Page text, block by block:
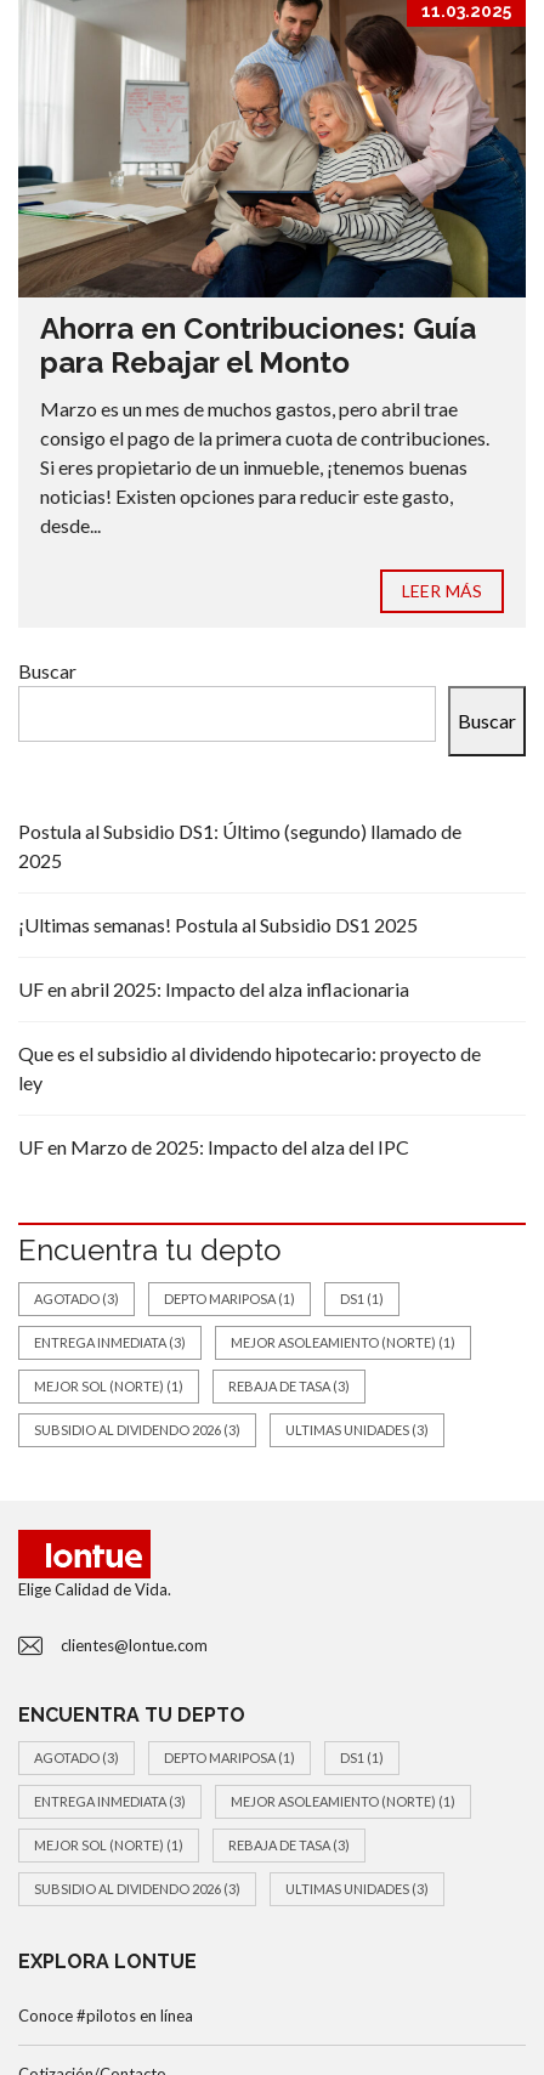
11.03.2025
Ahorra en Contribuciones: Guía
para Rebajar el Monto
Marzo es un mes de muchos gastos, pero abril trae
consigo el pago de la primera cuota de contribuciones.
Si eres propietario de un inmueble, ¡tenemos buenas
noticias! Existen opciones para reducir este gasto,
desde...
LEER MÁS
Buscar
Buscar
Postula al Subsidio DS1: Último (segundo) llamado de
2025
¡Ultimas semanas! Postula al Subsidio DS1 2025
UF en abril 2025: Impacto del alza inflacionaria
Que es el subsidio al dividendo hipotecario: proyecto de
ley
UF en Marzo de 2025: Impacto del alza del IPC
Encuentra tu depto
AGOTADO (3) DEPTO MARIPOSA (1) DS1 (1)
ENTREGA INMEDIATA (3) MEJOR ASOLEAMIENTO (NORTE) (1)
MEJOR SOL (NORTE) (1) REBAJA DE TASA (3)
SUBSIDIO AL DIVIDENDO 2026 (3) ULTIMAS UNIDADES (3)
Elige Calidad de Vida.
clientes@lontue.com
ENCUENTRA TU DEPTO
AGOTADO (3) DEPTO MARIPOSA (1) DS1 (1)
ENTREGA INMEDIATA (3) MEJOR ASOLEAMIENTO (NORTE) (1)
MEJOR SOL (NORTE) (1) REBAJA DE TASA (3)
SUBSIDIO AL DIVIDENDO 2026 (3) ULTIMAS UNIDADES (3)
EXPLORA LONTUE
Conoce #pilotos en línea